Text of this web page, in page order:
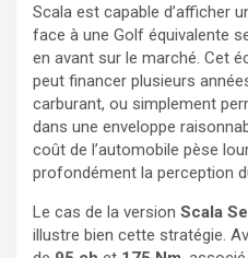
Scala est capable d’afficher
face à une Golf équivalente
en avant sur le marché. Cet
peut financer plusieurs
carburant, ou simplement
dans une enveloppe
coût de l’automobile pèse
profondément la perception
Le cas de la version Scala
illustre bien cette stratégie.